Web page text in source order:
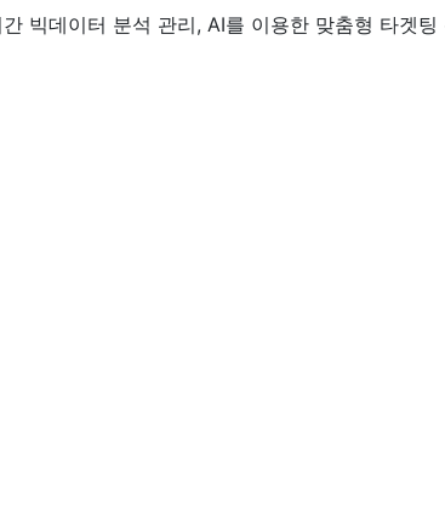
빅데이터 분석 관리, AI를 이용한 맞춤형 타겟